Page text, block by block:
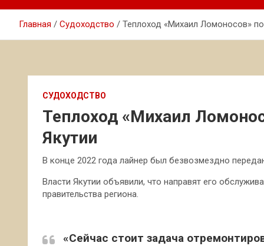
Главная Судоходство Теплоход «Михаил Ломоносов»
СУДОХОДСТВО
Теплоход «Михаил
Якутии
В конце 2022 года лайнер был безвозмездно
Власти Якутии объявили, что направят его
правительства региона.
«Сейчас стоит задача